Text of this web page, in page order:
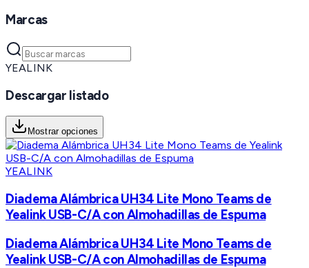
Marcas
YEALINK
Descargar listado
Mostrar opciones
YEALINK
Diadema Alámbrica UH34 Lite Mono Teams de
Yealink USB-C/A con Almohadillas de Espuma
Diadema Alámbrica UH34 Lite Mono Teams de
Yealink USB-C/A con Almohadillas de Espuma